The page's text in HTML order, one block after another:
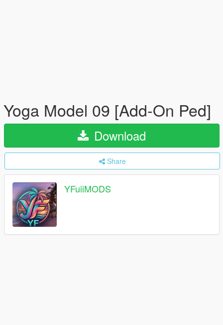
Yoga Model 09 [Add-On Ped]
Download
Share
YFuiiMODS